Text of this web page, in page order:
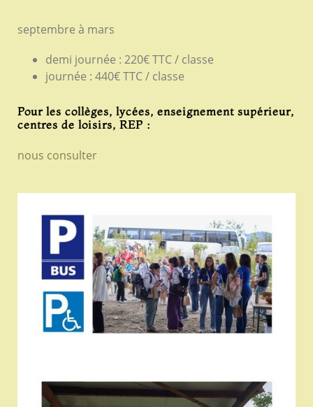
septembre à mars
demi journée : 220€ TTC / classe
journée : 440€ TTC / classe
Pour les collèges, lycées, enseignement supérieur,
centres de loisirs, REP :
nous consulter